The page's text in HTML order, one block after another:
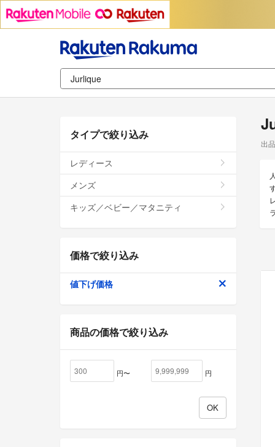
出
タイプで絞り込み
レディース
メンズ
キッズ／ベビー／マタニティ
価格で絞り込み
値下げ価格
商品の価格で絞り込み
円〜 円